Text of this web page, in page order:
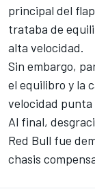
principal del
trataba de
alta velocidad.
Sin embargo,
el equilibro y la
velocidad punta
Al final,
Red Bull fue
chasis